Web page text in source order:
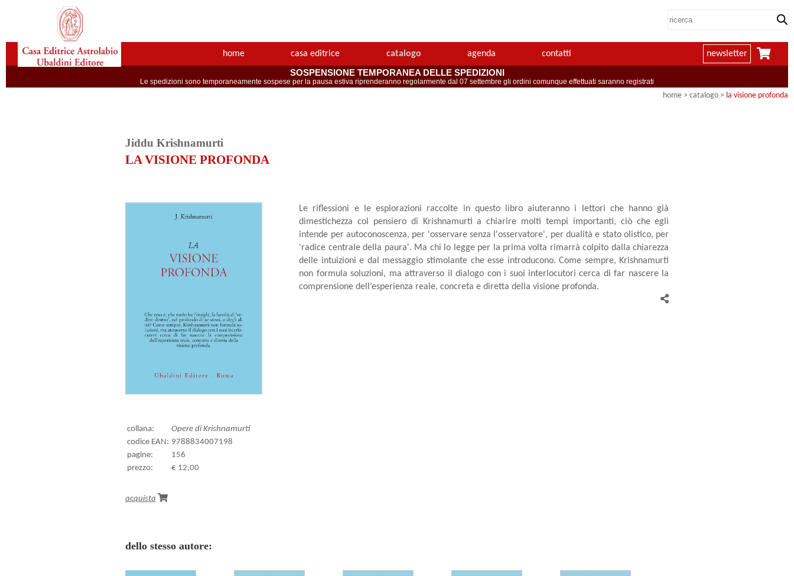
home casa editrice catalogo agenda contatti newsletter
SOSPENSIONE TEMPORANEA DELLE SPEDIZIONI
Le spedizioni sono temporaneamente sospese per la pausa estiva riprenderanno regolarmente dal 07 settembre gli ordini comunque effettuati saranno registrati
home > catalogo > la visione profonda
Jiddu Krishnamurti
LA VISIONE PROFONDA
Le riflessioni e le esplorazioni raccolte in questo libro aiuteranno i lettori che hanno già
dimestichezza col pensiero di Krishnamurti a chiarire molti tempi importanti, ciò che egli
intende per autoconoscenza, per 'osservare senza l'osservatore', per dualità e stato olistico, per
'radice centrale della paura'. Ma chi lo legge per la prima volta rimarrà colpito dalla chiarezza
delle intuizioni e dal messaggio stimolante che esse introducono. Come sempre, Krishnamurti
non formula soluzioni, ma attraverso il dialogo con i suoi interlocutori cerca di far nascere la
comprensione dell’esperienza reale, concreta e diretta della visione profonda.
collana:
Opere di Krishnamurti
codice EAN: 9788834007198
pagine:
156
prezzo:
€ 12,00
acquista
dello stesso autore: